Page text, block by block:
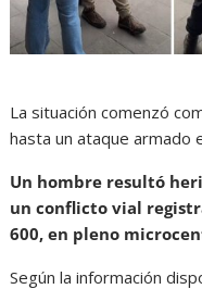
La situación comenzó
hasta un ataque armado
Un hombre resultó
un conflicto vial
600, en pleno
Según la información